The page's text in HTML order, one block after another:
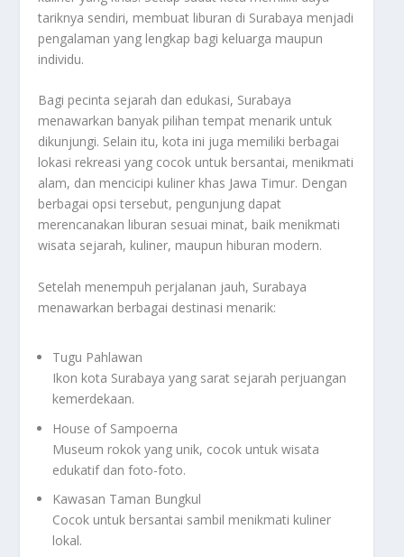
tariknya sendiri, membuat liburan di Surabaya menjadi
pengalaman yang lengkap bagi keluarga maupun
individu.
Bagi pecinta sejarah dan edukasi, Surabaya
menawarkan banyak pilihan tempat menarik untuk
dikunjungi. Selain itu, kota ini juga memiliki berbagai
lokasi rekreasi yang cocok untuk bersantai, menikmati
alam, dan mencicipi kuliner khas Jawa Timur. Dengan
berbagai opsi tersebut, pengunjung dapat
merencanakan liburan sesuai minat, baik menikmati
wisata sejarah, kuliner, maupun hiburan modern.
Setelah menempuh perjalanan jauh, Surabaya
menawarkan berbagai destinasi menarik:
Tugu Pahlawan
Ikon kota Surabaya yang sarat sejarah perjuangan
kemerdekaan.
House of Sampoerna
Museum rokok yang unik, cocok untuk wisata
edukatif dan foto-foto.
Kawasan Taman Bungkul
Cocok untuk bersantai sambil menikmati kuliner
lokal.